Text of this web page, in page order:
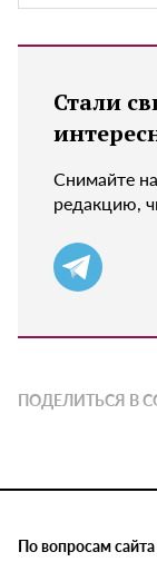
Стали
Снимайте
редакцию,
ПОДЕЛИТЬСЯ В
По вопросам сайта